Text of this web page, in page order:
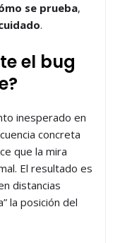
se prueba,
.
el bug
inesperado en
concreta
que la mira
El resultado es
distancias
la posición del